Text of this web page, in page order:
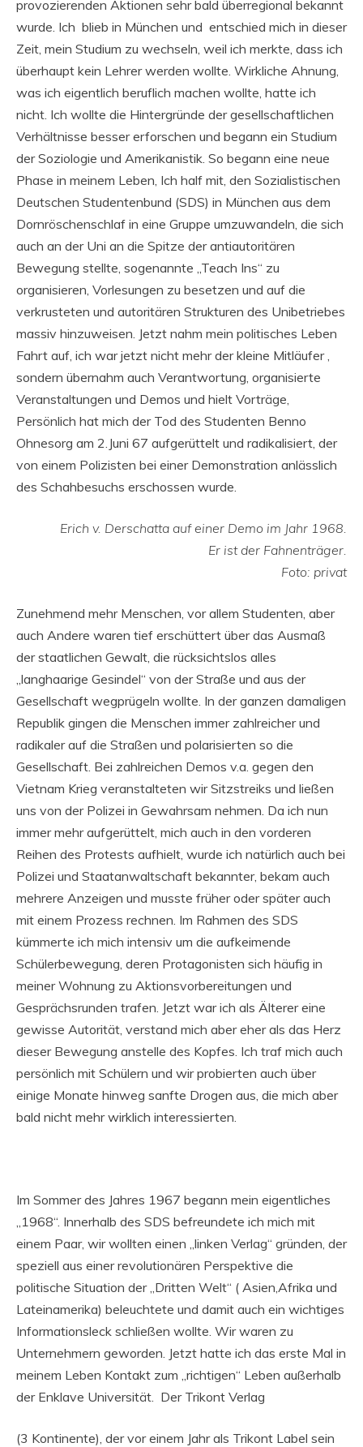
provozierenden Aktionen sehr bald überregional bekannt
wurde. Ich blieb in München und entschied mich in dieser
Zeit, mein Studium zu wechseln, weil ich merkte, dass ich
überhaupt kein Lehrer werden wollte. Wirkliche Ahnung,
was ich eigentlich beruflich machen wollte, hatte ich
nicht. Ich wollte die Hintergründe der gesellschaftlichen
Verhältnisse besser erforschen und begann ein Studium
der Soziologie und Amerikanistik. So begann eine neue
Phase in meinem Leben, Ich half mit, den Sozialistischen
Deutschen Studentenbund (SDS) in München aus dem
Dornröschenschlaf in eine Gruppe umzuwandeln, die sich
auch an der Uni an die Spitze der antiautoritären
Bewegung stellte, sogenannte „Teach Ins“ zu
organisieren, Vorlesungen zu besetzen und auf die
verkrusteten und autoritären Strukturen des Unibetriebes
massiv hinzuweisen. Jetzt nahm mein politisches Leben
Fahrt auf, ich war jetzt nicht mehr der kleine Mitläufer ,
sondern übernahm auch Verantwortung, organisierte
Veranstaltungen und Demos und hielt Vorträge,
Persönlich hat mich der Tod des Studenten Benno
Ohnesorg am 2.Juni 67 aufgerüttelt und radikalisiert, der
von einem Polizisten bei einer Demonstration anlässlich
des Schahbesuchs erschossen wurde.
Erich v. Derschatta auf einer Demo im Jahr 1968.
Er ist der Fahnenträger.
Foto: privat
Zunehmend mehr Menschen, vor allem Studenten, aber
auch Andere waren tief erschüttert über das Ausmaß
der staatlichen Gewalt, die rücksichtslos alles
„langhaarige Gesindel“ von der Straße und aus der
Gesellschaft wegprügeln wollte. In der ganzen damaligen
Republik gingen die Menschen immer zahlreicher und
radikaler auf die Straßen und polarisierten so die
Gesellschaft. Bei zahlreichen Demos v.a. gegen den
Vietnam Krieg veranstalteten wir Sitzstreiks und ließen
uns von der Polizei in Gewahrsam nehmen. Da ich nun
immer mehr aufgerüttelt, mich auch in den vorderen
Reihen des Protests aufhielt, wurde ich natürlich auch bei
Polizei und Staatanwaltschaft bekannter, bekam auch
mehrere Anzeigen und musste früher oder später auch
mit einem Prozess rechnen. Im Rahmen des SDS
kümmerte ich mich intensiv um die aufkeimende
Schülerbewegung, deren Protagonisten sich häufig in
meiner Wohnung zu Aktionsvorbereitungen und
Gesprächsrunden trafen. Jetzt war ich als Älterer eine
gewisse Autorität, verstand mich aber eher als das Herz
dieser Bewegung anstelle des Kopfes. Ich traf mich auch
persönlich mit Schülern und wir probierten auch über
einige Monate hinweg sanfte Drogen aus, die mich aber
bald nicht mehr wirklich interessierten.
Im Sommer des Jahres 1967 begann mein eigentliches
„1968“. Innerhalb des SDS befreundete ich mich mit
einem Paar, wir wollten einen „linken Verlag“ gründen, der
speziell aus einer revolutionären Perspektive die
politische Situation der „Dritten Welt“ ( Asien,Afrika und
Lateinamerika) beleuchtete und damit auch ein wichtiges
Informationsleck schließen wollte. Wir waren zu
Unternehmern geworden. Jetzt hatte ich das erste Mal in
meinem Leben Kontakt zum „richtigen“ Leben außerhalb
der Enklave Universität. Der Trikont Verlag
(3 Kontinente), der vor einem Jahr als Trikont Label sein